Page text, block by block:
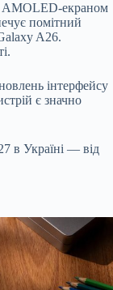
AMOLED-екраном
помітний
A26.
інтерфейсу
є значно
в Україні — від